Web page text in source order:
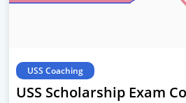
USS Coaching
USS Scholarship Exam